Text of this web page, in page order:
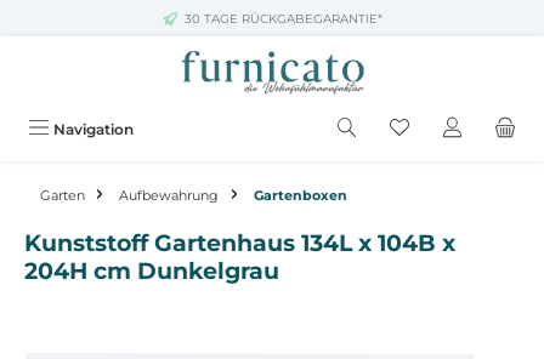
Zum Hauptinhalt springen30 TAGE RÜCKGABEGARANTIE*
Navigation
Garten Aufbewahrung Gartenboxen
Kunststoff Gartenhaus 134L x 104B x
204H cm Dunkelgrau